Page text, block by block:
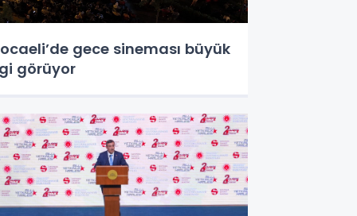
gece sineması büyük
görüyor